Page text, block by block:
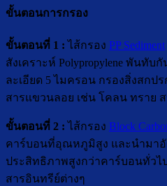
ขั้นตอนการกรอง
ขั้นตอนที่ 1 :ไส้กรอง PP Sediment
สังเคราะห์ Polypropylene พันทั
ละเอียด 5 ไมครอน กรองสิ่งสก
สารแขวนลอย เช่น โคลน ทราย
ขั้นตอนที่ 2 :ไส้กรอง Block
คาร์บอนที่อุณหภูมิสูง และนำมาอั
ประสิทธิภาพสูงกว่าคาร์บอนทั่วไ
สารอินทรีย์ต่างๆ